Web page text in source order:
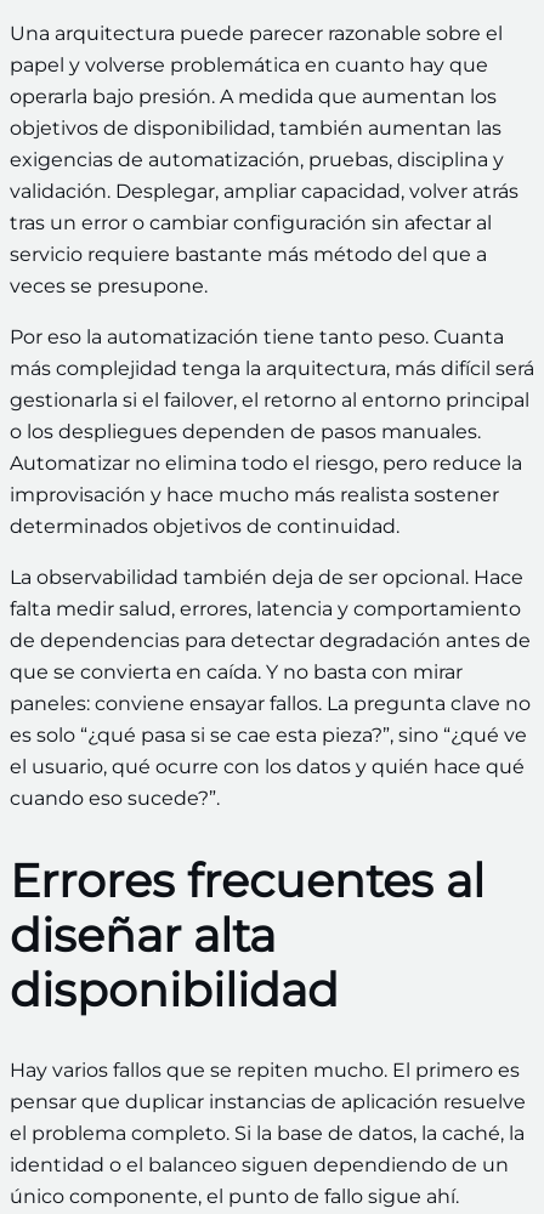
Una arquitectura puede parecer razonable sobre el
papel y volverse problemática en cuanto hay que
operarla bajo presión. A medida que aumentan los
objetivos de disponibilidad, también aumentan las
exigencias de automatización, pruebas, disciplina y
validación. Desplegar, ampliar capacidad, volver atrás
tras un error o cambiar configuración sin afectar al
servicio requiere bastante más método del que a
veces se presupone.
Por eso la automatización tiene tanto peso. Cuanta
más complejidad tenga la arquitectura, más difícil será
gestionarla si el failover, el retorno al entorno principal
o los despliegues dependen de pasos manuales.
Automatizar no elimina todo el riesgo, pero reduce la
improvisación y hace mucho más realista sostener
determinados objetivos de continuidad.
La observabilidad también deja de ser opcional. Hace
falta medir salud, errores, latencia y comportamiento
de dependencias para detectar degradación antes de
que se convierta en caída. Y no basta con mirar
paneles: conviene ensayar fallos. La pregunta clave no
es solo “¿qué pasa si se cae esta pieza?”, sino “¿qué ve
el usuario, qué ocurre con los datos y quién hace qué
cuando eso sucede?”.
Errores frecuentes al
diseñar alta
disponibilidad
Hay varios fallos que se repiten mucho. El primero es
pensar que duplicar instancias de aplicación resuelve
el problema completo. Si la base de datos, la caché, la
identidad o el balanceo siguen dependiendo de un
único componente, el punto de fallo sigue ahí.